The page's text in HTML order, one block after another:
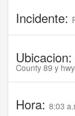
Incidente:
Ubicacion:
County 89 y
Hora: 8:03